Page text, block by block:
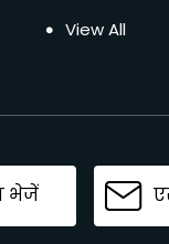
नालीदार
View All
भेजें